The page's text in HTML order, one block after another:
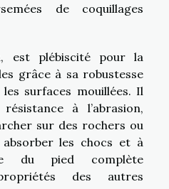
de coquillages
est plébiscité pour la
grâce à sa robustesse
surfaces mouillées. Il
à l’abrasion,
sur des rochers ou
les chocs et à
du pied complète
des autres